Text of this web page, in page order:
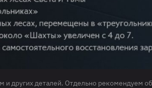
других деталей. Отдельно рекомендуем